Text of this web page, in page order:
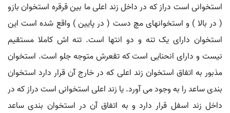
استخوانی است دراز که در داخل زند اعلی ما بین قرقره استخوان بازو
( در بالا ) و استخوانهای مچ دست ( در پایین ) واقع شده است این
استخوان دارای یک تنه و دو انتها است. تنه اش کاملا مستقیم
نیست و دارای انحنایی است که تقعرش متوجه جلو است. استخوان
مذبور به اتفاق استخوان زند اعلی که در خارج آن قرار دارد استخوان
بندی ساعد را به وجود می آورد. یا زند اعلی استخوانی است دراز که در
داخل زند اسفل قرار دارد و به اتفاق آن در استخوان بندی ساعد